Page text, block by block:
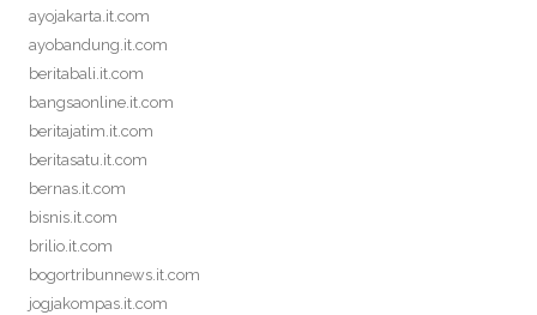
ayojakarta.it.com
ayobandung.it.com
beritabali.it.com
bangsaonline.it.com
beritajatim.it.com
beritasatu.it.com
bernas.it.com
bisnis.it.com
brilio.it.com
bogortribunnews.it.com
jogjakompas.it.com